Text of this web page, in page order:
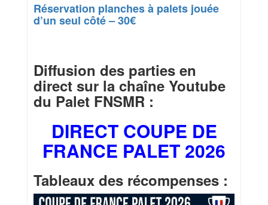
Réservation planches à palets jouée
d’un seul côté – 30€
Diffusion des parties en
direct sur la chaîne Youtube
du Palet FNSMR :
DIRECT COUPE DE
FRANCE PALET 2026
Tableaux des récompenses :